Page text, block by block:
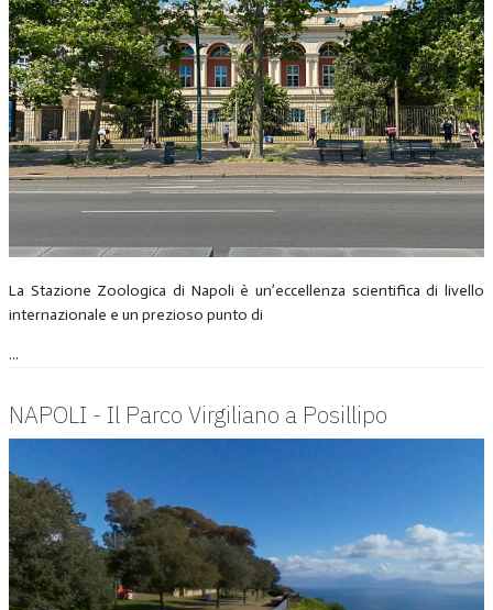
La Stazione Zoologica di Napoli è un’eccellenza scientifica di livello
internazionale e un prezioso punto di
...
NAPOLI - Il Parco Virgiliano a Posillipo